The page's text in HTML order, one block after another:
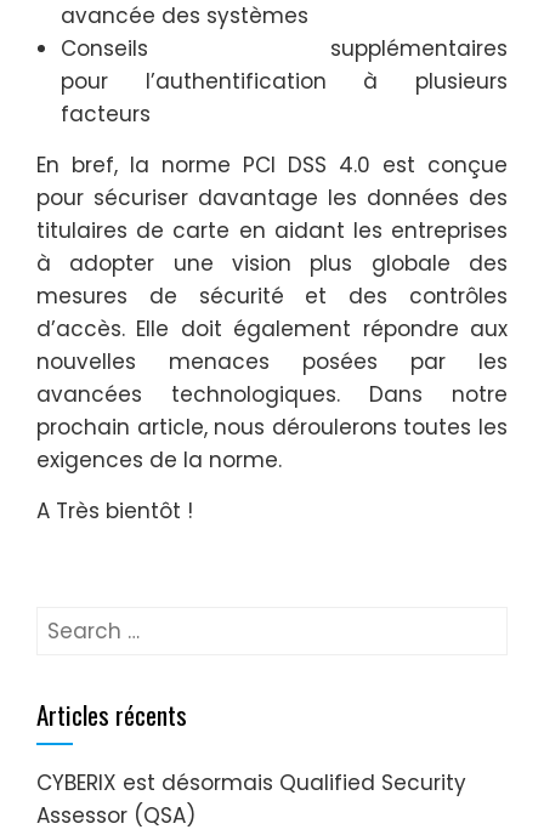
avancée des systèmes
Conseils supplémentaires
pour l’authentification à plusieurs
facteurs
En bref, la norme PCI DSS 4.0 est conçue
pour sécuriser davantage les données des
titulaires de carte en aidant les entreprises
à adopter une vision plus globale des
mesures de sécurité et des contrôles
d’accès. Elle doit également répondre aux
nouvelles menaces posées par les
avancées technologiques. Dans notre
prochain article, nous déroulerons toutes les
exigences de la norme.
A Très bientôt !
Articles récents
CYBERIX est désormais Qualified Security
Assessor (QSA)